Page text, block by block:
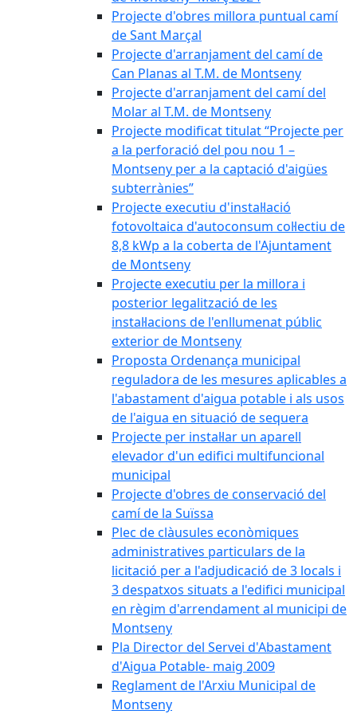
Projecte d'obres millora puntual camí
de Sant Marçal
Projecte d'arranjament del camí de
Can Planas al T.M. de Montseny
Projecte d'arranjament del camí del
Molar al T.M. de Montseny
Projecte modificat titulat “Projecte per
a la perforació del pou nou 1 –
Montseny per a la captació d'aigües
subterrànies”
Projecte executiu d'instal·lació
fotovoltaica d'autoconsum col·lectiu de
8,8 kWp a la coberta de l'Ajuntament
de Montseny
Projecte executiu per la millora i
posterior legalització de les
instal·lacions de l'enllumenat públic
exterior de Montseny
Proposta Ordenança municipal
reguladora de les mesures aplicables a
l'abastament d'aigua potable i als usos
de l'aigua en situació de sequera
Projecte per instal·lar un aparell
elevador d'un edifici multifuncional
municipal
Projecte d'obres de conservació del
camí de la Suïssa
Plec de clàusules econòmiques
administratives particulars de la
licitació per a l'adjudicació de 3 locals i
3 despatxos situats a l'edifici municipal
en règim d'arrendament al municipi de
Montseny
Pla Director del Servei d'Abastament
d'Aigua Potable- maig 2009
Reglament de l'Arxiu Municipal de
Montseny